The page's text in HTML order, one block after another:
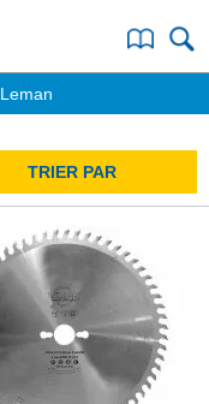
TRIER PAR